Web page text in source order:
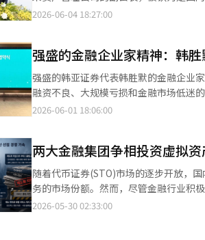
简单地制造货币，而是将K内容消费与
国演变为数字文化和金融平台国家。为
和内容平台之间的合作生态系统。金融
（STO）市场相结合的资本市场创新。
化。第四，国际合作战略也很重要。特
口。如果K内容与数字金融的连接实验
接货币。※ 本文使用生成型AI撰写，并
注意，但作为支撑整个资本市场的基础设施机构，将尽职尽责。” 他补
保优质资产的获取。” PIECO的最终目标是为年轻投资者提供新的投资体验。金代表表示：“我希望20至40岁的投
资者不仅仅是看数字的投资，而是能够
投资者与韩国K文化共同成长的新投资
印度尼西亚诺布银行的投资和对利波保
络建设的原因也在于此。AI技术和数据
的全球金融平台战略。 将未来寄托于
ETF的批准后，全球金融市场开始将虚
变化的人之一。汉华金融不仅对
领域。 他从过去开始就强调区块链生态
融的信任基础设施。AI判断，区块链记
而是转型为数字金融平台。 当然，风险
期阶段。 然而，企业家精神本质上是在
保险业的稳定性。这是他最大的特点。
另一方面，也有人将他视为引领数字金
资产，增加了财务负担。这一情况被认
另一位业内人士指出：“仅靠代币证券
情况不同，初创企业的处境不同。” 证券公司相对负担较小。由于在传统金融领域已经建立了业务基础，即使代币证
券业务的盈利性较低，也可以根据公司
化后，证券公司也可以开展相同的业务，独占地位已不复存在。 业内人
能够流动化传统金融产品未涉及的非标
队。例如，汉华投资证券新设了未来战
长期新业务的控制中心。尤其是一些大
的控制中心。该公司并未扩大组织规模
的体系，正在为市场开放做准备。 相反，资金和人力资源较为薄弱的小型证券公司由于STO业务短期内无法带来收
益，难以积极分配预算和人力。 实际上，最近开始相关业务准备的小型A证券公司并未新设专门组织，而是将STO业
务附加到负责零售及海外产品订单的部门
相关人士表示：“与中大型公司华丽的
后市场正式开放时，各证券公司之间的
行大规模股权投资和平台升级，而小型公司则可能连第一步都
提前投入人力和资金到虚拟资产相关业
路也只能被迫跟随，这种差距将会越
者。 他开启了国内首个房地产基金时代
韩国金融产业的历史，未来资产始终是
产基金、首个海外房地产公开基金、首
心人物。 崔昌勋副会长自2005年加入
来资产的替代投资成长历程。他被认为
问津的道路。 在2000年代中期，国内金
投资市场。 因此，未来资产推出了国内
店，成为市场的引领者。这不仅是简单
来。他们在别人认为安全的市场中停留
认为金融公司的角色不是商品销售，而
直接接触的全球资产，并将其商品化，
2026-06-04 18:27:00
强盛的金融企业家精神：韩
强盛的韩亚证券代表韩胜默的金融企业
融资不良、大规模亏损和金融市场低迷
注于改变业务结构本身的体质改善。他
会的金融企业家精神的典范。 将亏损证
非易事。房地产项目融资市场的低迷使
评估损失。当时，韩亚证券记录了3667
一。许多管理者可能会专注于紧缩和防
业务组合的偏重。他认为房地产项目融
2026-06-01 18:06:00
两大金融集团争相投资虚拟
随着代币证券(STO)市场的逐步开放，
务的市场份额。然而，尽管金融行业积
白。 根据金融投资行业的消息，三星证券、三星SDS和三星卡于28日召开董事会，决定以6128亿韩元收购Kakao旗
2026-05-30 02:33:00